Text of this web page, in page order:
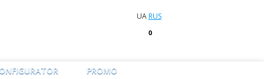
UA RUS
0
PROMO